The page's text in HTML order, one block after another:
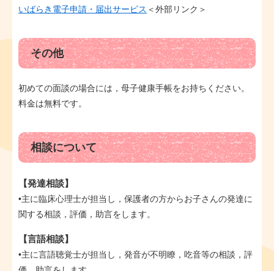
いばらき電子申請・届出サービス ＜外部リンク＞
その他
初めての面談の場合には，母子健康手帳をお持ちください。
料金は無料です。
相談について
【発達相談】
•主に臨床心理士が担当し，保護者の方からお子さんの発達に
関する相談，評価，助言をします。
【言語相談】
•主に言語聴覚士が担当し，発音が不明瞭，吃音等の相談，評